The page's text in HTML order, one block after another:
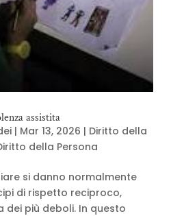
assistita
| Mar 13, 2026 | Diritto della
della Persona
si danno normalmente
di rispetto reciproco,
dei più deboli. In questo